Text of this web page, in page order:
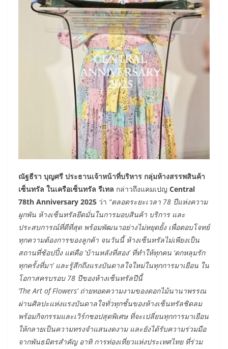
ณัฐธีรา บุญศรี ประธานเจ้าหน้าที่บริหาร กลุ่มห้างสรรพสินค้า
เซ็นทรัล ในเครือเซ็นทรัล รีเทล กล่าวถึงแคมเปญ Central
78th Anniversary 2025 ว่า “ตลอดระยะเวลา 78 ปีแห่งความ
ผูกพัน ห้างเซ็นทรัลยึดมั่นในการมอบสินค้า บริการ และ
ประสบการณ์ที่ดีที่สุด พร้อมพัฒนาอย่างไม่หยุดยั้ง เพื่อตอบโจทย์
ทุกความต้องการของลูกค้า จนวันนี้ ห้างเซ็นทรัลไม่เพียงเป็น
สถานที่ช้อปปิ้ง แต่คือ ‘บ้านหลังที่สอง’ ที่ทำให้ทุกคน ‘ตกหลุมรัก
ทุกครั้งที่มา’ และรู้สึกถึงแรงบันดาลใจใหม่ในทุกการมาเยือน ใน
โอกาสครบรอบ 78 ปีของห้างเซ็นทรัลปีนี้
‘The Art of Flowers’ ถ่ายทอดความงามของดอกไม้นานาพรรณ
ผ่านศิลปะแห่งแรงบันดาลใจทั่วทุกชั้นของห้างเซ็นทรัลชิดลม
พร้อมกิจกรรมและเวิร์กชอปสุดพิเศษ ที่จะเปลี่ยนทุกการมาเยือน
ให้กลายเป็นความทรงจำแสนงดงาม และยังได้รับความร่วมมือ
จากพันธมิตรสำคัญ อาทิ การท่องเที่ยวแห่งประเทศไทย ที่ร่วม